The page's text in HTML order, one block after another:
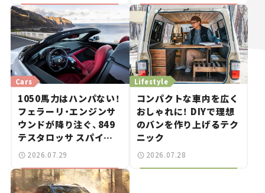
Cars
1050馬力はハンパない！
フェラーリ・エンジンサ
ウンドが降り注ぐ、849
テスタロッサ スパイダ
ーに試乗。
2026.07.29
Lifestyle
コンパクトな車内を広く
おしゃれに！ DIYで理想
のバンを作り上げるテク
ニック
2026.07.28